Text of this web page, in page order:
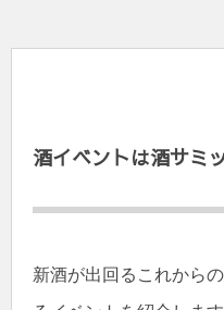
酒イベントは酒サミ
新酒が出回るこれから